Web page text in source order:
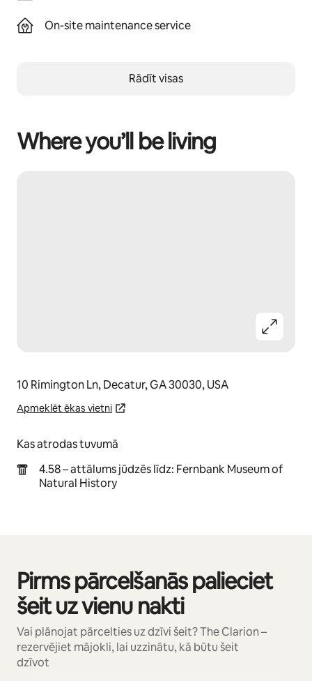
On-site maintenance service
Rādīt visas
Where you’ll be living
10 Rimington Ln, Decatur, GA 30030, USA
Apmeklēt ēkas vietni
Kas atrodas tuvumā
4.58 – attālums jūdzēs līdz: Fernbank Museum of
Natural History
Pirms pārcelšanās palieciet
šeit uz vienu nakti
Vai plānojat pārcelties uz dzīvi šeit? The Clarion –
rezervējiet mājokli, lai uzzinātu, kā būtu šeit
dzīvot
Rāda: 0 no 0